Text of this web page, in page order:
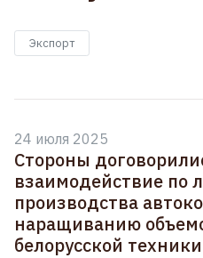
Экспорт
24 июля 2025
Стороны
взаимодействие по
производства
наращиванию
белорусской